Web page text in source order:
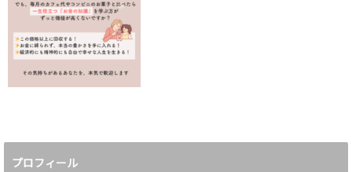
プロフィール